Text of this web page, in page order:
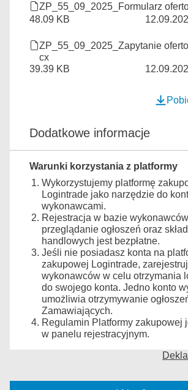
ZP_55_09_2025_Formularz
48.09 KB
ZP_55_09_2025_Zapytanie
cx
39.39 KB
Dodatkowe informacje
Warunki korzystania z platformy
Wykorzystujemy platformę
Logintrade jako narzędzie do
wykonawcami.
Rejestracja w bazie
przeglądanie ogłoszeń oraz
handlowych jest bezpłatne.
Jeśli nie posiadasz konta na
zakupowej Logintrade,
wykonawców w celu otrzymania
do swojego konta. Jedno konto
umożliwia otrzymywanie
Zamawiających.
Regulamin Platformy zakupowej
w panelu rejestracyjnym.